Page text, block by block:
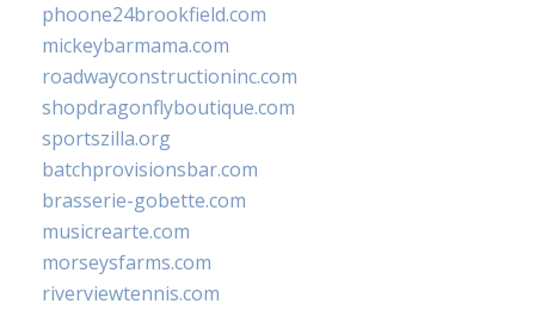
phoone24brookfield.com
mickeybarmama.com
roadwayconstructioninc.com
shopdragonflyboutique.com
sportszilla.org
batchprovisionsbar.com
brasserie-gobette.com
musicrearte.com
morseysfarms.com
riverviewtennis.com